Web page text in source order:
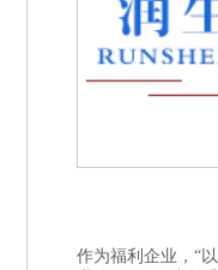
作为福利企业，“